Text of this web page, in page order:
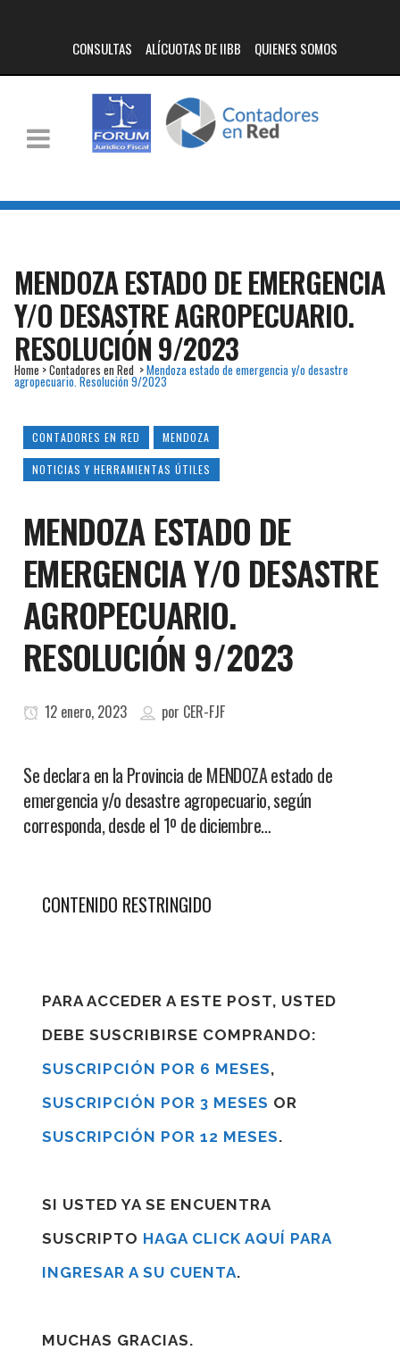
CONSULTAS ALÍCUOTAS DE IIBB QUIENES SOMOS
MENDOZA ESTADO DE EMERGENCIA
Y/O DESASTRE AGROPECUARIO.
RESOLUCIÓN 9/2023
Home >Contadores en Red >Mendoza estado de emergencia y/o desastre
agropecuario. Resolución 9/2023
CONTADORES EN RED MENDOZA
NOTICIAS Y HERRAMIENTAS ÚTILES
MENDOZA ESTADO DE
EMERGENCIA Y/O DESASTRE
AGROPECUARIO.
RESOLUCIÓN 9/2023
12 enero, 2023 por CER-FJF
Se declara en la Provincia de MENDOZA estado de
emergencia y/o desastre agropecuario, según
corresponda, desde el 1º de diciembre…
CONTENIDO RESTRINGIDO
PARA ACCEDER A ESTE POST, USTED
DEBE SUSCRIBIRSE COMPRANDO:
SUSCRIPCIÓN POR 6 MESES,
SUSCRIPCIÓN POR 3 MESES OR
SUSCRIPCIÓN POR 12 MESES.
SI USTED YA SE ENCUENTRA
SUSCRIPTO HAGA CLICK AQUÍ PARA
INGRESAR A SU CUENTA.
MUCHAS GRACIAS.